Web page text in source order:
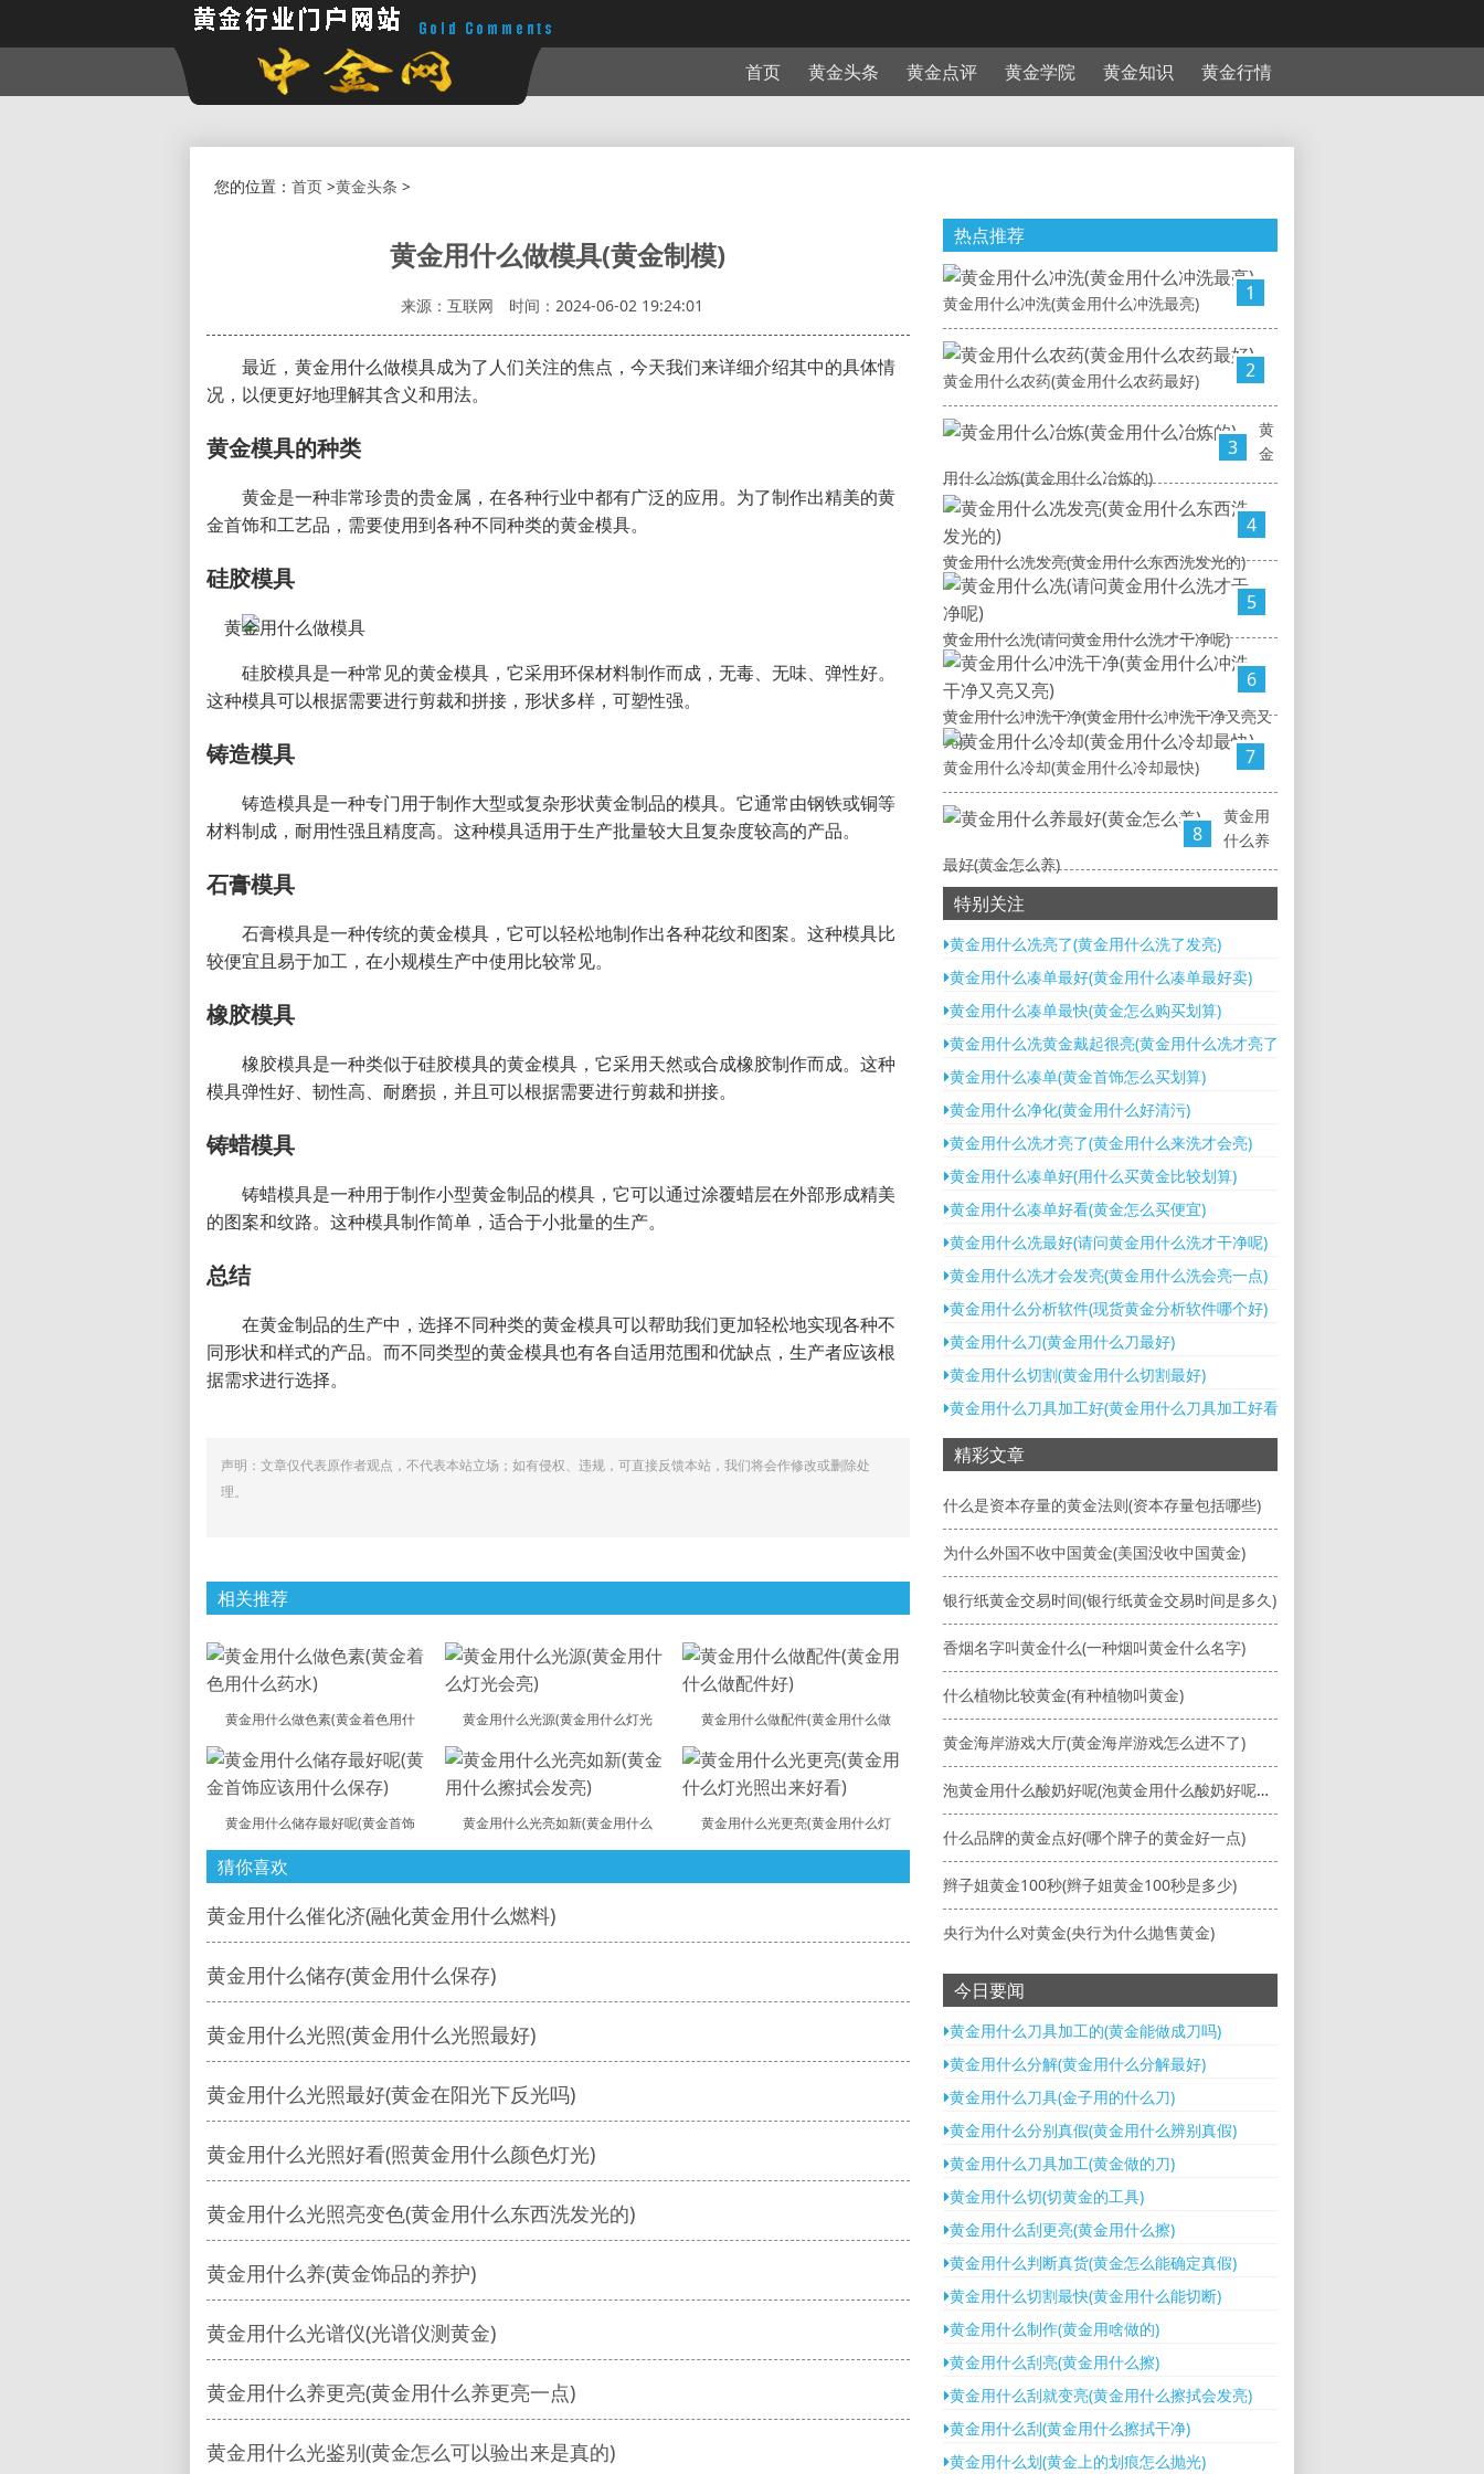
首页 黄金头条 黄金点评 黄金学院 黄金知识 黄金行情
您的位置： 首页>黄金头条 >
黄金用什么做模具(黄金制模)
来源：互联网 时间：2024-06-02 19:24:01
最近，黄金用什么做模具成为了人们关注的焦点，今天我们来详细介绍其中的具体情
况，以便更好地理解其含义和用法。
黄金模具的种类
黄金是一种非常珍贵的贵金属，在各种行业中都有广泛的应用。为了制作出精美的黄
金首饰和工艺品，需要使用到各种不同种类的黄金模具。
硅胶模具
硅胶模具是一种常见的黄金模具，它采用环保材料制作而成，无毒、无味、弹性好。
这种模具可以根据需要进行剪裁和拼接，形状多样，可塑性强。
铸造模具
铸造模具是一种专门用于制作大型或复杂形状黄金制品的模具。它通常由钢铁或铜等
材料制成，耐用性强且精度高。这种模具适用于生产批量较大且复杂度较高的产品。
石膏模具
石膏模具是一种传统的黄金模具，它可以轻松地制作出各种花纹和图案。这种模具比
较便宜且易于加工，在小规模生产中使用比较常见。
橡胶模具
橡胶模具是一种类似于硅胶模具的黄金模具，它采用天然或合成橡胶制作而成。这种
模具弹性好、韧性高、耐磨损，并且可以根据需要进行剪裁和拼接。
铸蜡模具
铸蜡模具是一种用于制作小型黄金制品的模具，它可以通过涂覆蜡层在外部形成精美
的图案和纹路。这种模具制作简单，适合于小批量的生产。
总结
在黄金制品的生产中，选择不同种类的黄金模具可以帮助我们更加轻松地实现各种不
同形状和样式的产品。而不同类型的黄金模具也有各自适用范围和优缺点，生产者应该根
据需求进行选择。
声明：文章仅代表原作者观点，不代表本站立场；如有侵权、违规，可直接反馈本站，我们将会作修改或删除处
理。
相关推荐
黄金用什么做色素(黄金着色用什 黄金用什么光源(黄金用什么灯光 黄金用什么做配件(黄金用什么做
黄金用什么储存最好呢(黄金首饰 黄金用什么光亮如新(黄金用什么 黄金用什么光更亮(黄金用什么灯
猜你喜欢
黄金用什么催化济(融化黄金用什么燃料)
黄金用什么储存(黄金用什么保存)
黄金用什么光照(黄金用什么光照最好)
黄金用什么光照最好(黄金在阳光下反光吗)
黄金用什么光照好看(照黄金用什么颜色灯光)
黄金用什么光照亮变色(黄金用什么东西洗发光的)
黄金用什么养(黄金饰品的养护)
黄金用什么光谱仪(光谱仪测黄金)
黄金用什么养更亮(黄金用什么养更亮一点)
黄金用什么光鉴别(黄金怎么可以验出来是真的)
热点推荐
1
黄金用什么冲洗(黄金用什么冲洗最亮)
2
黄金用什么农药(黄金用什么农药最好)
3
黄
金
用什么冶炼(黄金用什么冶炼的)
4
黄金用什么冼发亮(黄金用什么东西洗发光的)
5
黄金用什么冼(请问黄金用什么洗才干净呢)
6
黄金用什么冲洗干净(黄金用什么冲洗干净又亮又
亮)
7
黄金用什么冷却(黄金用什么冷却最快)
8
黄金用
什么养
最好(黄金怎么养)
特别关注
黄金用什么冼亮了(黄金用什么洗了发亮)
黄金用什么凑单最好(黄金用什么凑单最好卖)
黄金用什么凑单最快(黄金怎么购买划算)
黄金用什么冼黄金戴起很亮(黄金用什么冼才亮了)
黄金用什么凑单(黄金首饰怎么买划算)
黄金用什么净化(黄金用什么好清污)
黄金用什么冼才亮了(黄金用什么来洗才会亮)
黄金用什么凑单好(用什么买黄金比较划算)
黄金用什么凑单好看(黄金怎么买便宜)
黄金用什么冼最好(请问黄金用什么洗才干净呢)
黄金用什么冼才会发亮(黄金用什么洗会亮一点)
黄金用什么分析软件(现货黄金分析软件哪个好)
黄金用什么刀(黄金用什么刀最好)
黄金用什么切割(黄金用什么切割最好)
黄金用什么刀具加工好(黄金用什么刀具加工好看)
精彩文章
什么是资本存量的黄金法则(资本存量包括哪些)
为什么外国不收中国黄金(美国没收中国黄金)
银行纸黄金交易时间(银行纸黄金交易时间是多久)
香烟名字叫黄金什么(一种烟叫黄金什么名字)
什么植物比较黄金(有种植物叫黄金)
黄金海岸游戏大厅(黄金海岸游戏怎么进不了)
泡黄金用什么酸奶好呢(泡黄金用什么酸奶好呢视频)
什么品牌的黄金点好(哪个牌子的黄金好一点)
辫子姐黄金100秒(辫子姐黄金100秒是多少)
央行为什么对黄金(央行为什么抛售黄金)
今日要闻
黄金用什么刀具加工的(黄金能做成刀吗)
黄金用什么分解(黄金用什么分解最好)
黄金用什么刀具(金子用的什么刀)
黄金用什么分别真假(黄金用什么辨别真假)
黄金用什么刀具加工(黄金做的刀)
黄金用什么切(切黄金的工具)
黄金用什么刮更亮(黄金用什么擦)
黄金用什么判断真货(黄金怎么能确定真假)
黄金用什么切割最快(黄金用什么能切断)
黄金用什么制作(黄金用啥做的)
黄金用什么刮亮(黄金用什么擦)
黄金用什么刮就变亮(黄金用什么擦拭会发亮)
黄金用什么刮(黄金用什么擦拭干净)
黄金用什么划(黄金上的划痕怎么抛光)